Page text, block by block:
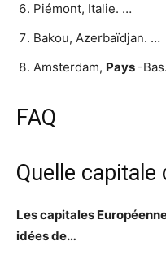
Piémont, Italie. …
Bakou, Azerbaïdjan. …
Amsterdam, Pays -Bas.
FAQ
Quelle capitale
Les capitales
idées de…